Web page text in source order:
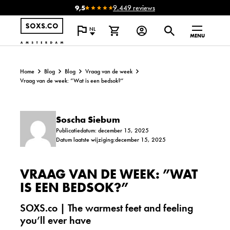
9,5 9.449 reviews
NL
MENU
Home Blog Blog
Vraag van de week
Vraag van de week: ”Wat is een bedsok?”
Soscha Siebum
Publicatiedatum: december 15, 2025
Datum laatste wijziging:december 15, 2025
VRAAG VAN DE WEEK: ”WAT
IS EEN BEDSOK?”
SOXS.co | The warmest feet and feeling
you’ll ever have